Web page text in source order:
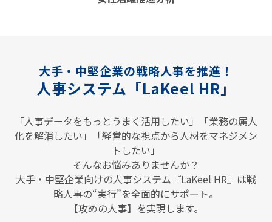
大手・中堅企業の戦略人事を推進！
人事システム「LaKeel HR」
「人事データをもっとうまく活用したい」「業務の属人
化を解消したい」「経営的な視点から人材をマネジメン
トしたい」
そんなお悩みありませんか？
大手・中堅企業向けの人事システム『LaKeel HR』は戦
略人事の“実行”を全面的にサポート。
【攻めの人事】を実現します。